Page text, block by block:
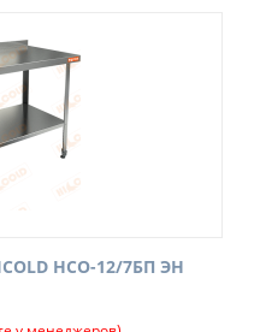
НСО-12/7БП ЭН